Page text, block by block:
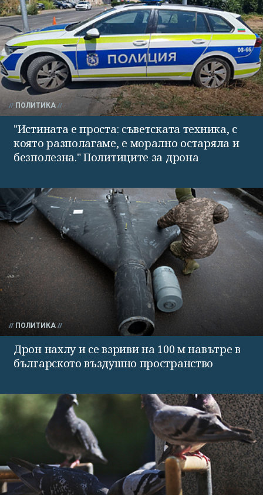
ПОЛИТИКА
"Истината е проста: съветската техника, с
която разполагаме, е морално остаряла и
безполезна." Политиците за дрона
ПОЛИТИКА
Дрон нахлу и се взриви на 100 м навътре в
българското въздушно пространство